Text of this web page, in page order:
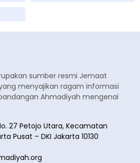
sumber resmi Jemaat
menyajikan ragam informasi
Ahmadiyah mengenai
27 Petojo Utara, Kecamatan
Pusat – DKI Jakarta 10130